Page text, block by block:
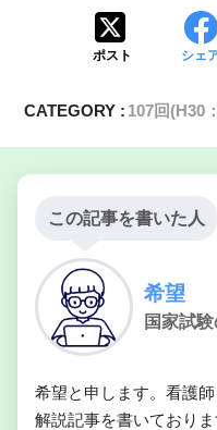
医療倫理
ポスト シェ
CATEGORY : 107回(H30
この記事を書いた人
希望
国家試
希望と申します。看護
解説記事を書いており